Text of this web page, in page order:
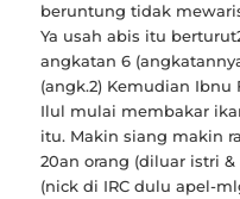
beruntung tidak
Ya usah abis itu
angkatan 6
(angk.2) Kemudian Ibnu
Ilul mulai membakar
itu. Makin siang makin
20an orang (diluar istri
(nick di IRC dulu apel-